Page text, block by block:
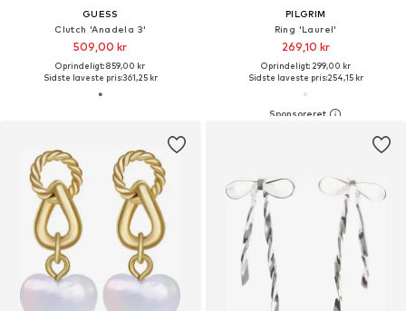
GUESS
Clutch 'Anadela 3'
509,00 kr
Oprindeligt: 859,00 kr
Sidste laveste pris:361,25 kr
PILGRIM
Ring 'Laurel'
269,10 kr
Oprindeligt: 299,00 kr
Sidste laveste pris:254,15 kr